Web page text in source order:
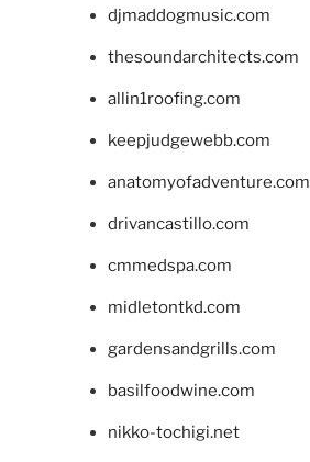
djmaddogmusic.com
thesoundarchitects.com
allin1roofing.com
keepjudgewebb.com
anatomyofadventure.com
drivancastillo.com
cmmedspa.com
midletontkd.com
gardensandgrills.com
basilfoodwine.com
nikko-tochigi.net